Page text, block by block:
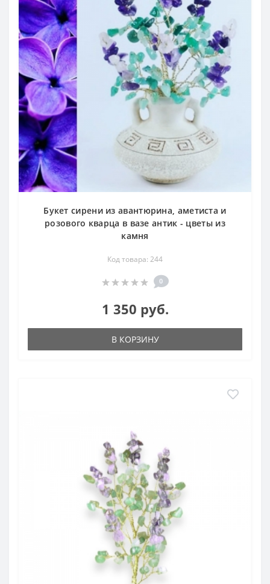
Букет сирени из авантюрина, аметиста и
розового кварца в вазе антик - цветы из
камня
Код товара: 244
0
1 350 руб.
В КОРЗИНУ